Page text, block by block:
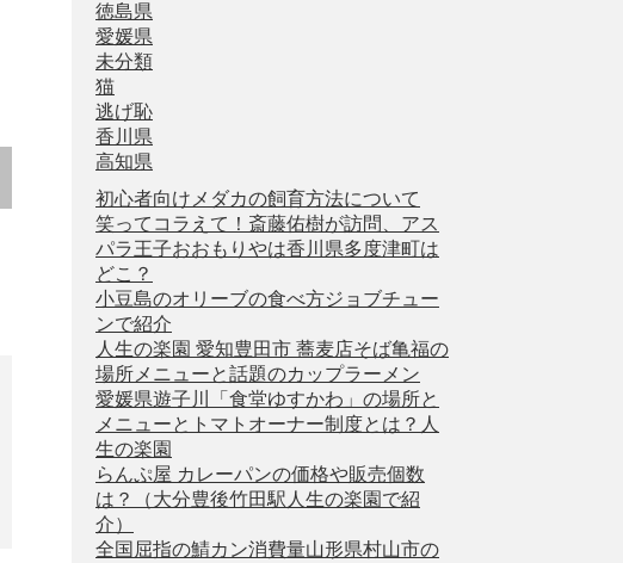
徳島県
愛媛県
未分類
猫
逃げ恥
香川県
高知県
初心者向けメダカの飼育方法について
笑ってコラえて！斎藤佑樹が訪問、アス
パラ王子おおもりやは香川県多度津町は
どこ？
小豆島のオリーブの食べ方ジョブチュー
ンで紹介
人生の楽園 愛知豊田市 蕎麦店そば亀福の
場所メニューと話題のカップラーメン
愛媛県遊子川「食堂ゆすかわ」の場所と
メニューとトマトオーナー制度とは？人
生の楽園
らんぷ屋 カレーパンの価格や販売個数
は？（大分豊後竹田駅人生の楽園で紹
介）
全国屈指の鯖カン消費量山形県村山市の